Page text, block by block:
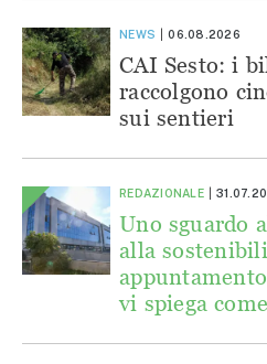
NEWS 06.08.2026
CAI Sesto: i
raccolgono
sui sentieri
REDAZIONALE
Uno sguardo
alla
vi spiega come